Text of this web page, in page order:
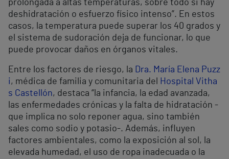
prolongada a altas temperaturas, sobre todo si hay
deshidratación o esfuerzo físico intenso”. En estos
casos, la temperatura puede superar los 40 grados y
el sistema de sudoración deja de funcionar, lo que
puede provocar daños en órganos vitales.
Entre los factores de riesgo, la Dra. María Elena Puzz
i, médica de familia y comunitaria del
Hospital Vitha
s Castellón, destaca “la infancia, la edad avanzada,
las enfermedades crónicas y la falta de hidratación -
que implica no solo reponer agua, sino también
sales como sodio y potasio-. Además, influyen
factores ambientales, como la exposición al sol, la
elevada humedad, el uso de ropa inadecuada o la